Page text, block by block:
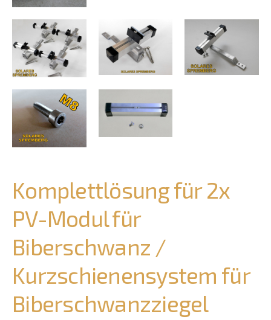
Komplettlösung für 2x
PV-Modul für
Biberschwanz /
Kurzschienensystem für
Biberschwanzziegel